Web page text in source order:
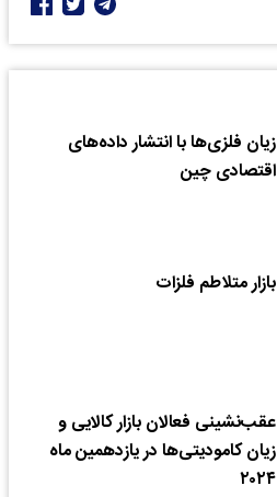
زیان فلزی‌ها با انتشار داده‌های
اقتصادی چین
بازار متلاطم فلزات
عقب‌نشینی فعالان بازار کالایی و
زیان کامودیتی‌ها در یازدهمین ماه
۲۰۲۴